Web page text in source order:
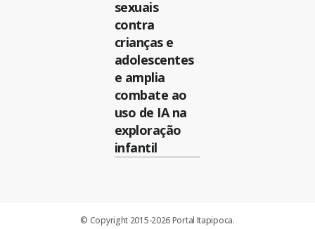
sexuais
contra
crianças e
adolescentes
e amplia
combate ao
uso de IA na
exploração
infantil
© Copyright 2015-2026 Portal Itapipoca.